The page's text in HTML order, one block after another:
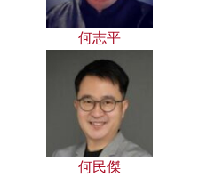
何志平
何民傑